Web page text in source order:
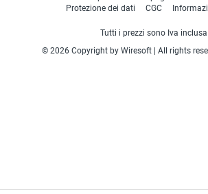
Protezione dei dati
CGC
Tutti i prezzi sono Iva inclusa
© 2026 Copyright by Wiresoft | All rights